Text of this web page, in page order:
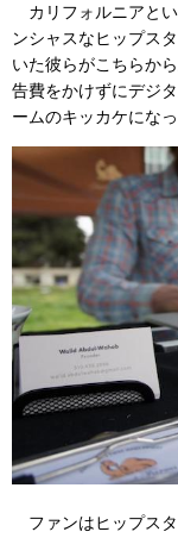
カリフォルニアとい
ンシャスなヒップス
いた彼らがこちらか
告費をかけずにデジ
ームのキッカケになっ
ファンはヒップス